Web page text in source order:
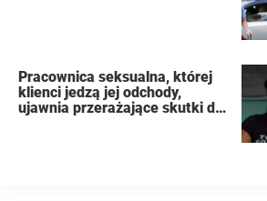
Pracownica seksualna, której
klienci jedzą jej odchody,
ujawnia przerażające skutki dla